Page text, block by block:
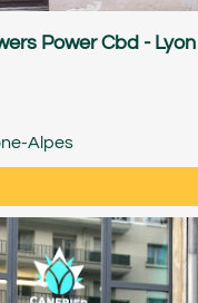
Power Cbd - Lyon
Alpes